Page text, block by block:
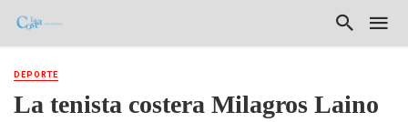
DEPORTE
La tenista costera Milagros Laino